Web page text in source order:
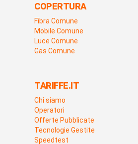
COPERTURA
Fibra Comune
Mobile Comune
Luce Comune
Gas Comune
TARIFFE.IT
Chi siamo
Operatori
Offerte Pubblicate
Tecnologie Gestite
Speedtest